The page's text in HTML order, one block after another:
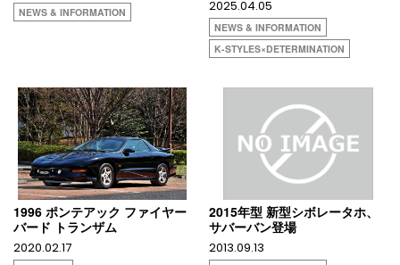
NEWS & INFORMATION 2025.04.05
NEWS & INFORMATION
K-STYLES×DETERMINATION
1996 ポンテアック ファイヤー
バード トランザム
2020.02.17
2015年型 新型シボレータホ、
サバーバン登場
2013.09.13